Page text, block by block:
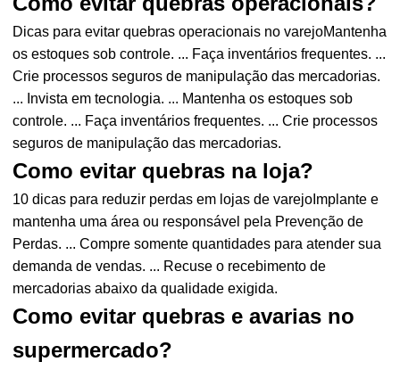
Dicas para evitar quebras operacionais no varejoMantenha
os estoques sob controle. ... Faça inventários frequentes. ...
Crie processos seguros de manipulação das mercadorias.
... Invista em tecnologia. ... Mantenha os estoques sob
controle. ... Faça inventários frequentes. ... Crie processos
seguros de manipulação das mercadorias.
Como evitar quebras na loja?
10 dicas para reduzir perdas em lojas de varejoImplante e
mantenha uma área ou responsável pela Prevenção de
Perdas. ... Compre somente quantidades para atender sua
demanda de vendas. ... Recuse o recebimento de
mercadorias abaixo da qualidade exigida.
Como evitar quebras e avarias no
supermercado?